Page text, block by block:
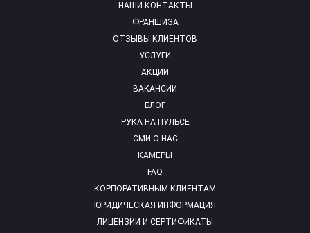
НАШИ КОНТАКТЫ
ФРАНШИЗА
ОТЗЫВЫ КЛИЕНТОВ
УСЛУГИ
АКЦИИ
ВАКАНСИИ
БЛОГ
РУКА НА ПУЛЬСЕ
СМИ О НАС
КАМЕРЫ
FAQ
КОРПОРАТИВНЫМ КЛИЕНТАМ
ЮРИДИЧЕСКАЯ ИНФОРМАЦИЯ
ЛИЦЕНЗИИ И СЕРТИФИКАТЫ